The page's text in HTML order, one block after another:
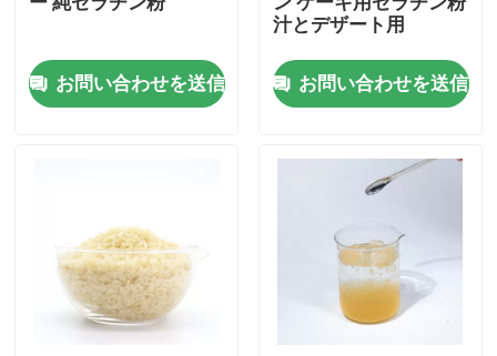
製品
わたしたち に つい て
お問い合わせを送信
汁とデザート用
お問い合わせを送信